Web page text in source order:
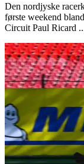
Den nordjyske
første weekend
Circuit Paul Ricard